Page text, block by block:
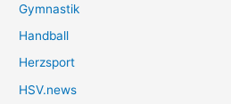
Gymnastik
Handball
Herzsport
HSV.news